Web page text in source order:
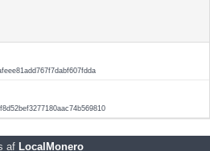
af LocalMonero